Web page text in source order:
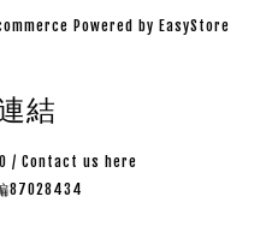
Powered by EasyStore
結
/ Contact us here
87028434